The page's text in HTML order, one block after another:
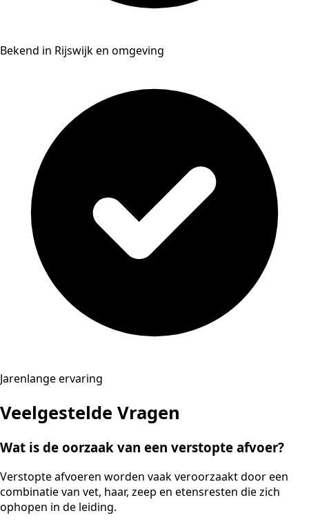
Bekend in Rijswijk en omgeving
Jarenlange ervaring
Veelgestelde Vragen
Wat is de oorzaak van een verstopte afvoer?
Verstopte afvoeren worden vaak veroorzaakt door een
combinatie van vet, haar, zeep en etensresten die zich
ophopen in de leiding.